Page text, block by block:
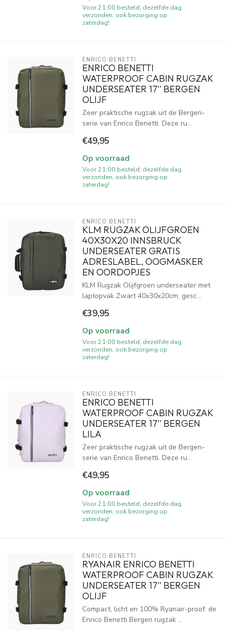
Voor 21:00 besteld, dezelfde dag
verzonden, ook bezorging op
zaterdag!
ENRICO BENETTI
ENRICO BENETTI
WATERPROOF CABIN RUGZAK
UNDERSEATER 17'' BERGEN
OLIJF
Zeer praktische rugzak uit de Bergen-
serie van Enrico Benetti. Deze ru...
€49,95
Op voorraad
Voor 21:00 besteld, dezelfde dag
verzonden, ook bezorging op
zaterdag!
ENRICO BENETTI
KLM RUGZAK OLIJFGROEN
40X30X20 INNSBRUCK
UNDERSEATER GRATIS
ADRESLABEL, OOGMASKER
EN OORDOPJES
KLM Rugzak Olijfgroen underseater met
laptopvak Zwart 40x30x20cm, gesc...
€39,95
Op voorraad
Voor 21:00 besteld, dezelfde dag
verzonden, ook bezorging op
zaterdag!
ENRICO BENETTI
ENRICO BENETTI
WATERPROOF CABIN RUGZAK
UNDERSEATER 17'' BERGEN
LILA
Zeer praktische rugzak uit de Bergen-
serie van Enrico Benetti. Deze ru...
€49,95
Op voorraad
Voor 21:00 besteld, dezelfde dag
verzonden, ook bezorging op
zaterdag!
ENRICO BENETTI
RYANAIR ENRICO BENETTI
WATERPROOF CABIN RUGZAK
UNDERSEATER 17'' BERGEN
OLIJF
Compact, licht en 100% Ryanair-proof: de
Enrico Benetti Bergen rugzak ...